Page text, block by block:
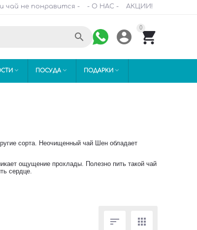
чай не понравится - - О НАС - АКЦИИ!
0



 ПОСУДА  ПОДАРКИ 
сорта. Неочищенный чай Шен обладает
ощущение прохлады. Полезно пить такой чай
сердце.
 